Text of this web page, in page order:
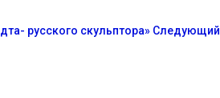
русского скульптора» Следующий